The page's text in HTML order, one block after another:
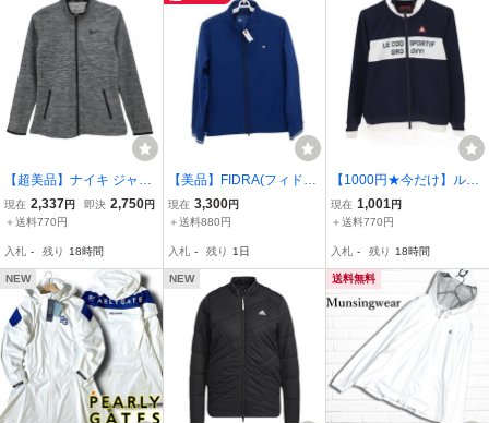
【超美品】ナイキ ジャケ
ットブルゾン 杢ダークグ
レー×黒 総柄地模様 薄手
ルフウェア NIKE
現在 2,337円 即決 2,750円
＋送料770円
入札 - 残り 18時間
【美品】FIDRA(フィドラ)
ブルゾン 青 レディース X
L FD5QUY12 ゴルフウェ
現在 3,300円
＋送料880円
入札 - 残り 1日
【1000円★今だけ】ルコ
ック ジャケットブルゾン
ネイビー×白 格子織生地
M ゴルフウェア le coq sp
ortif
現在 1,001円
＋送料770円
入札 - 残り 18時間
NEW NEW 送料無料